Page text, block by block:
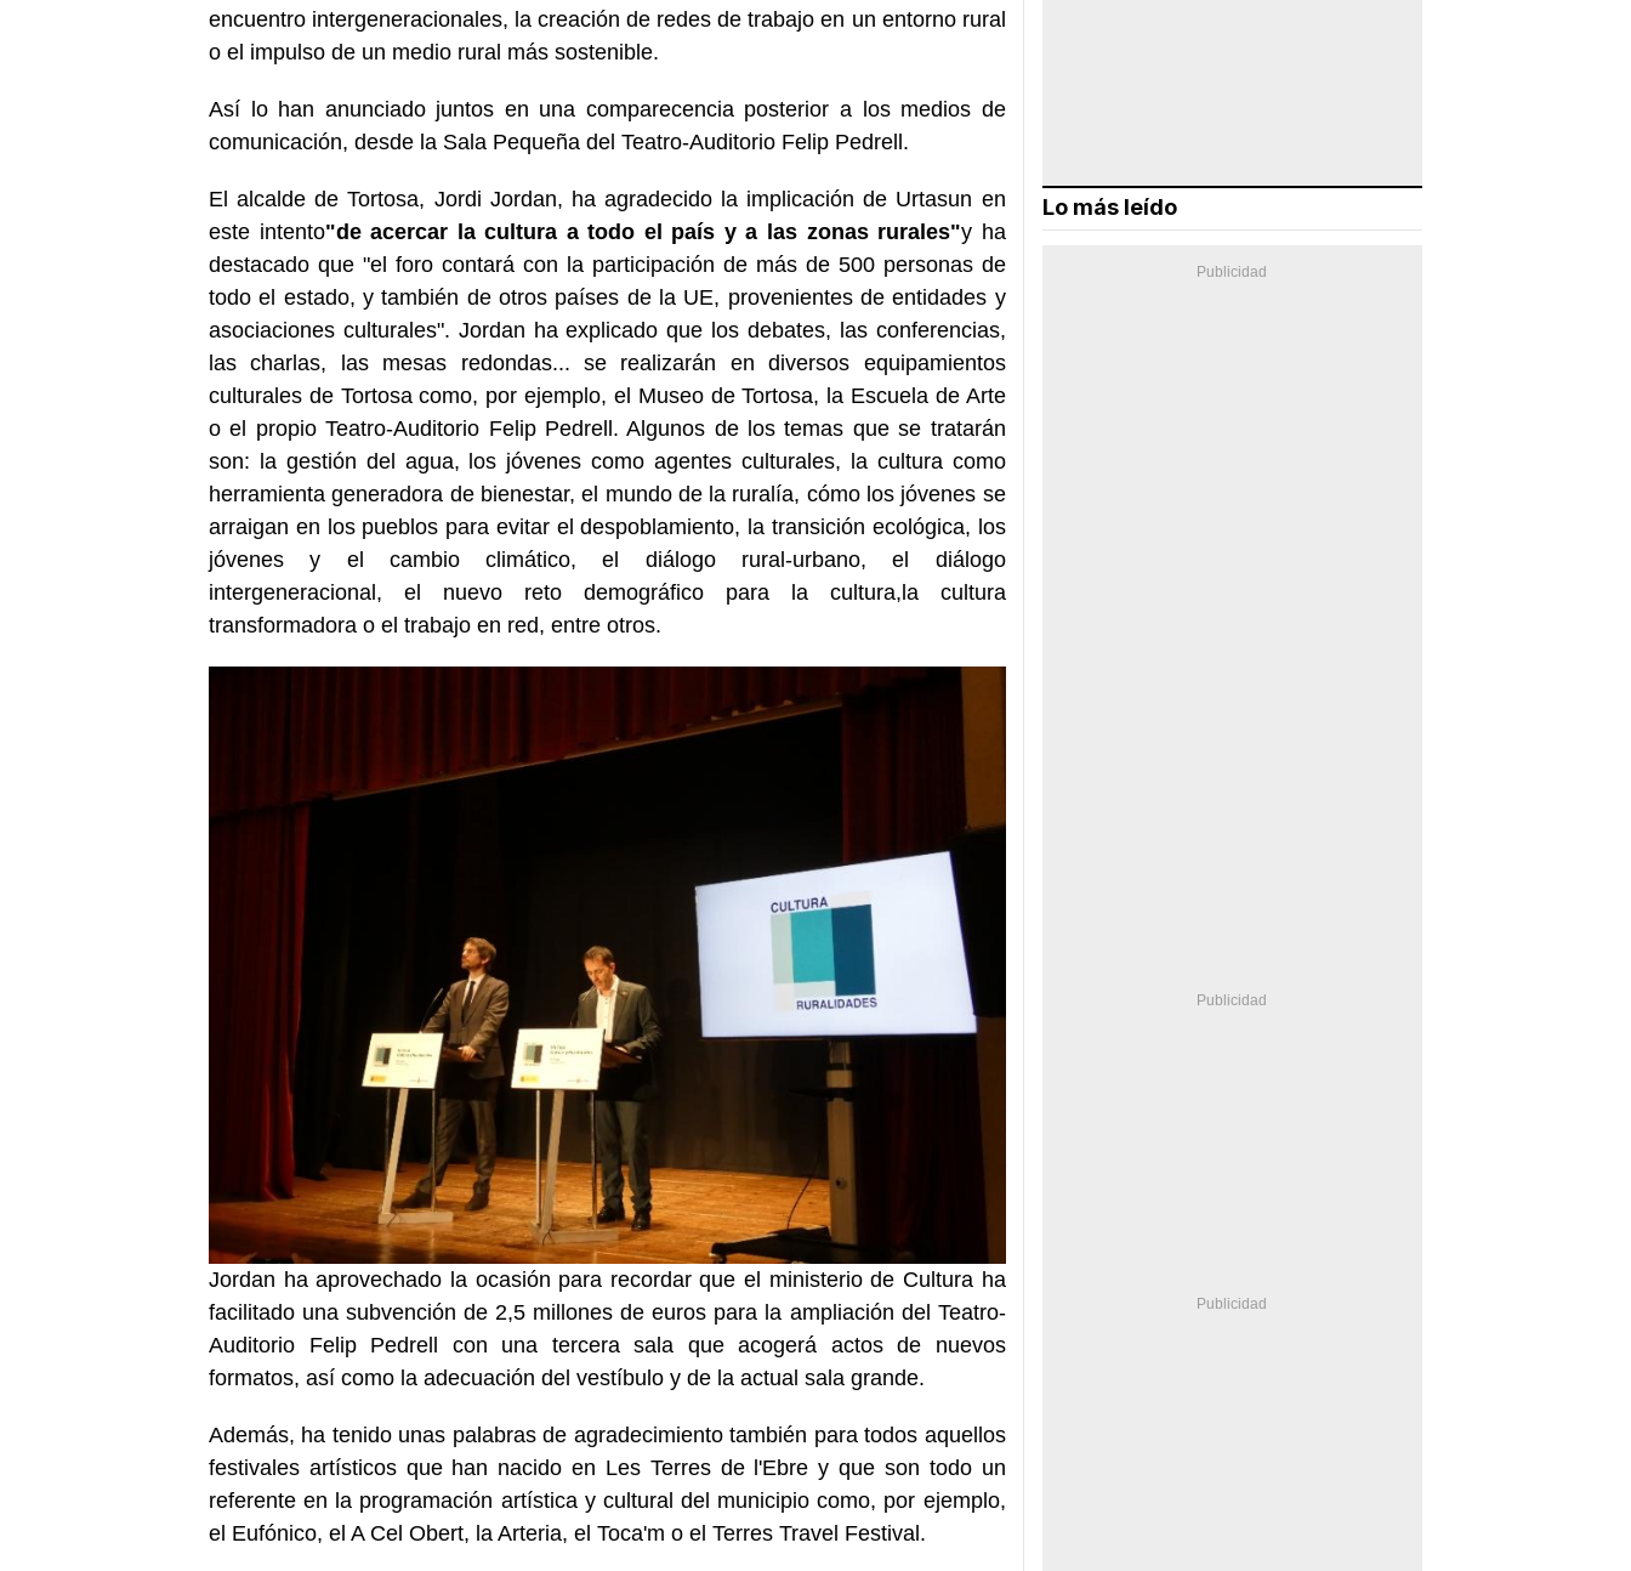
encuentro intergeneracionales, la creación de redes de trabajo en un entorno rural
o el impulso de un medio rural más sostenible.
Así lo han anunciado juntos en una comparecencia posterior a los medios de
comunicación, desde la Sala Pequeña del Teatro-Auditorio Felip Pedrell.
El alcalde de Tortosa, Jordi Jordan, ha agradecido la implicación de Urtasun en
este intento"de acercar la cultura a todo el país y a las zonas rurales"y ha
destacado que "el foro contará con la participación de más de 500 personas de
todo el estado, y también de otros países de la UE, provenientes de entidades y
asociaciones culturales". Jordan ha explicado que los debates, las conferencias,
las charlas, las mesas redondas... se realizarán en diversos equipamientos
culturales de Tortosa como, por ejemplo, el Museo de Tortosa, la Escuela de Arte
o el propio Teatro-Auditorio Felip Pedrell. Algunos de los temas que se tratarán
son: la gestión del agua, los jóvenes como agentes culturales, la cultura como
herramienta generadora de bienestar, el mundo de la ruralía, cómo los jóvenes se
arraigan en los pueblos para evitar el despoblamiento, la transición ecológica, los
jóvenes y el cambio climático, el diálogo rural-urbano, el diálogo
intergeneracional, el nuevo reto demográfico para la cultura,la cultura
transformadora o el trabajo en red, entre otros.
Jordan ha aprovechado la ocasión para recordar que el ministerio de Cultura ha
facilitado una subvención de 2,5 millones de euros para la ampliación del Teatro-
Auditorio Felip Pedrell con una tercera sala que acogerá actos de nuevos
formatos, así como la adecuación del vestíbulo y de la actual sala grande.
Además, ha tenido unas palabras de agradecimiento también para todos aquellos
festivales artísticos que han nacido en Les Terres de l'Ebre y que son todo un
referente en la programación artística y cultural del municipio como, por ejemplo,
el Eufónico, el A Cel Obert, la Arteria, el Toca'm o el Terres Travel Festival.
Lo más leído